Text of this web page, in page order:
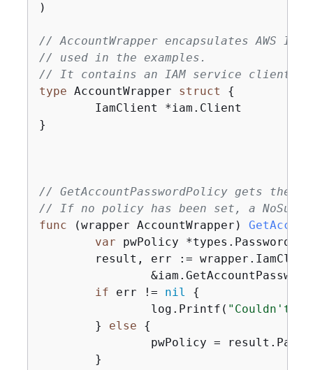
)
// AccountWrapper encapsulates AWS
// used in the examples.
// It contains an IAM service client
type AccountWrapper struct
{
}
// GetAccountPasswordPolicy gets the
// If no policy has been set, a
func
(wrapper AccountWrapper)
var pwPolicy
if err != nil
{
		log.Printf(
"Couldn't
	}
else
{